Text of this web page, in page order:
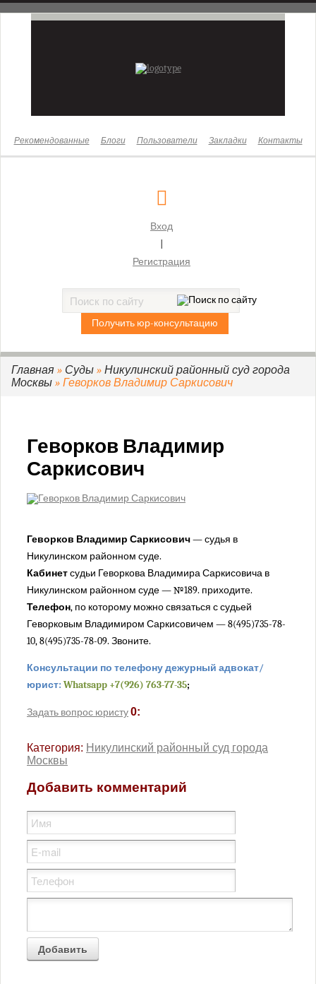
Новости
Бизнес
Здоровье
Бабушкинский районный суд г. Москвы
Басманный районный суд г. Москвы
Бутырский районный суд г. Москвы
Гагаринский районный суд г. Москвы
Головинский районный суд г. Москвы
Дорогомиловский районный суд г. Москвы
Зеленоградский районный суд г. Москвы
Зюзинский районный суд города Москвы
Кузьминский районный суд города Москвы
Кунцевский районный суд города Москвы
Люблинский районный суд города Москвы
Нагатинский районный суд города Москвы
Никулинский районный суд города Москвы
Останкинский районный суд города Москвы
Перовский районный суд города Москвы
Преображенский районный суд города Москвы
Пресненский районный суд города Москвы
Савеловский районный суд города Москвы
Симоновский районный суд города Москвы
Тверской районный суд города Москвы
Тимирязевский районный суд города Москвы
Троицкий районный суд города Москвы
Хамовнический районный суд города Москвы
Хорошевский районный суд города Москвы
Черемушкинский районный суд города Москвы
Чертановский районный суд города Москвы
Щербинский районный суд города Москвы
Рекомендованные Блоги Пользователи Закладки Контакты
Вход
Регистрация
Получить юр-консультацию
Главная » Суды » Никулинский районный суд города
Москвы » Геворков Владимир Саркисович
Геворков Владимир
Саркисович
Геворков Владимир Саркисович— судья в
Никулинском районном суде.
Кабинетсудьи Геворкова Владимира Саркисовича в
Никулинском районном суде — №189. приходите.
Телефон, по которому можно связаться с судьей
Геворковым Владимиром Саркисовичем — 8(495)735-78-
10, 8(495)735-78-09. Звоните.
Консультации по телефону дежурный адвокат/
юрист: Whatsapp +7(926) 763-77-35;
Задать вопрос юристу0:
Категория: Никулинский районный суд города
Москвы
Добавить комментарий